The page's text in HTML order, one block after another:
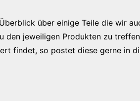
über einige Teile die wir
den jeweiligen Produkten zu
findet, so postet diese gerne in